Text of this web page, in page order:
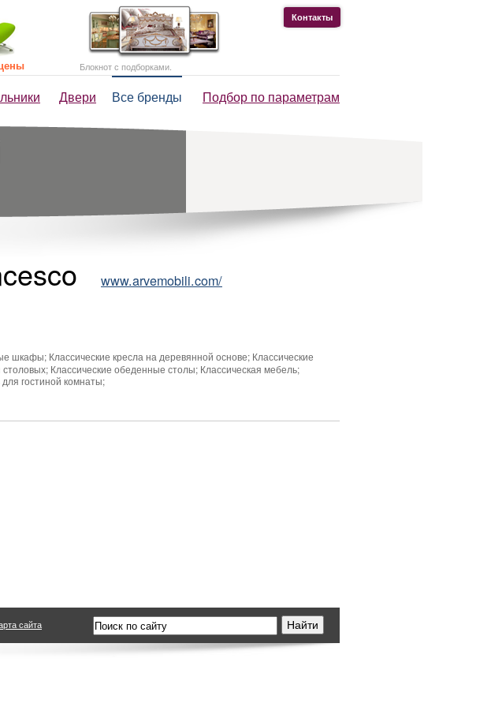
Двери Все бренды Подбор по параметрам
Контакты
Блокнот с подборками.
www.arvemobili.com/
шкафы; Классические кресла на деревянной основе; Классические
Классические обеденные столы; Классическая мебель;
гостиной комнаты;
сайта